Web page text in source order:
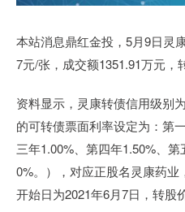
本站消息鼎红金投，5月9日灵
7元/张，成交额1351.91万元，
资料显示，灵康转债信用级别
的可转债票面利率设定为：第
三年1.00%、第四年1.50%、
0%。），对应正股名灵康药
开始日为2021年6月7日，转股